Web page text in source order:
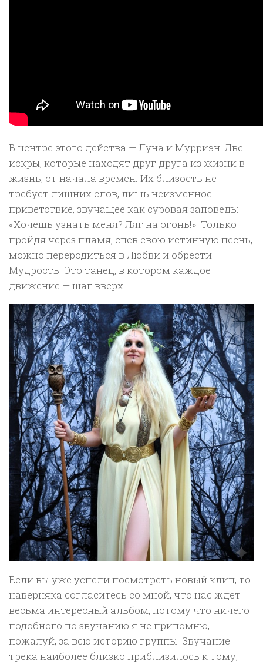
В центре этого действа — Луна и Мурриэн. Две
искры, которые находят друг друга из жизни в
жизнь, от начала времен. Их близость не
требует лишних слов, лишь неизменное
приветствие, звучащее как суровая заповедь:
«Хочешь узнать меня? Ляг на огонь!». Только
пройдя через пламя, спев свою истинную песнь,
можно переродиться в Любви и обрести
Мудрость. Это танец, в котором каждое
движение — шаг вверх.
Если вы уже успели посмотреть новый клип, то
наверняка согласитесь со мной, что нас ждет
весьма интересный альбом, потому что ничего
подобного по звучанию я не припомню,
пожалуй, за всю историю группы. Звучание
трека наиболее близко приблизилось к тому,